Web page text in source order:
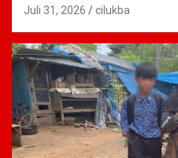
Juli 31, 2026 cilukba